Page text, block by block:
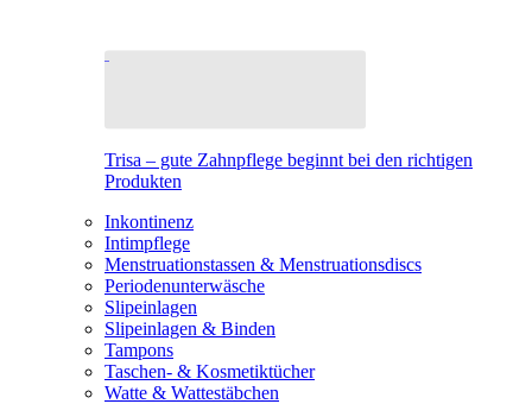
Trisa – gute Zahnpflege beginnt bei den richtigen
Produkten
Inkontinenz
Intimpflege
Menstruationstassen & Menstruationsdiscs
Periodenunterwäsche
Slipeinlagen
Slipeinlagen & Binden
Tampons
Taschen- & Kosmetiktücher
Watte & Wattestäbchen